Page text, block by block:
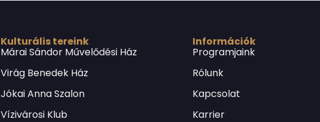
Kulturális tereink
Márai Sándor Művelődési Ház
Virág Benedek Ház
Jókai Anna Szalon
Vízivárosi Klub
Információk
Programjaink
Rólunk
Kapcsolat
Karrier